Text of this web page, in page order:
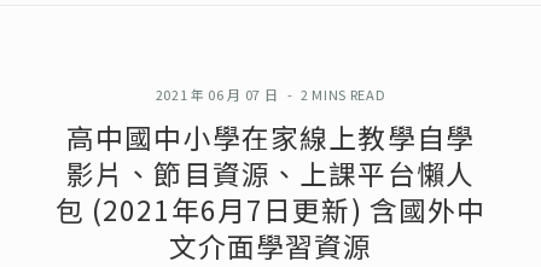
2021 年 06 月 07 日 2 MINS READ
高中國中小學在家線上教學自學
影片、節目資源、上課平台懶人
包 (2021年6月7日更新) 含國外中
文介面學習資源